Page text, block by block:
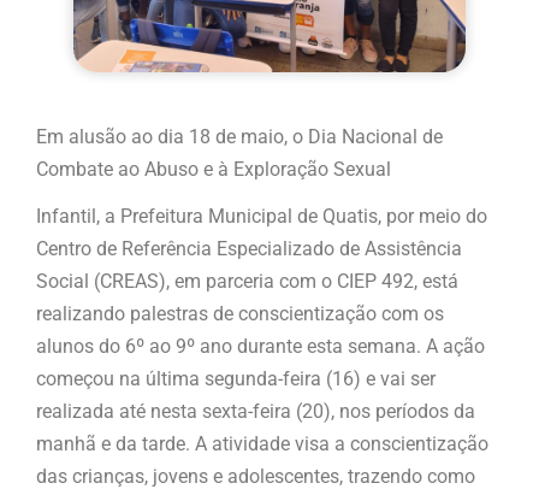
Em alusão ao dia 18 de maio, o Dia Nacional de
Combate ao Abuso e à Exploração Sexual
Infantil, a Prefeitura Municipal de Quatis, por meio do
Centro de Referência Especializado de Assistência
Social (CREAS), em parceria com o CIEP 492, está
realizando palestras de conscientização com os
alunos do 6º ao 9º ano durante esta semana. A ação
começou na última segunda-feira (16) e vai ser
realizada até nesta sexta-feira (20), nos períodos da
manhã e da tarde. A atividade visa a conscientização
das crianças, jovens e adolescentes, trazendo como